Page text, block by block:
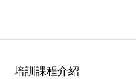
培訓課程介紹